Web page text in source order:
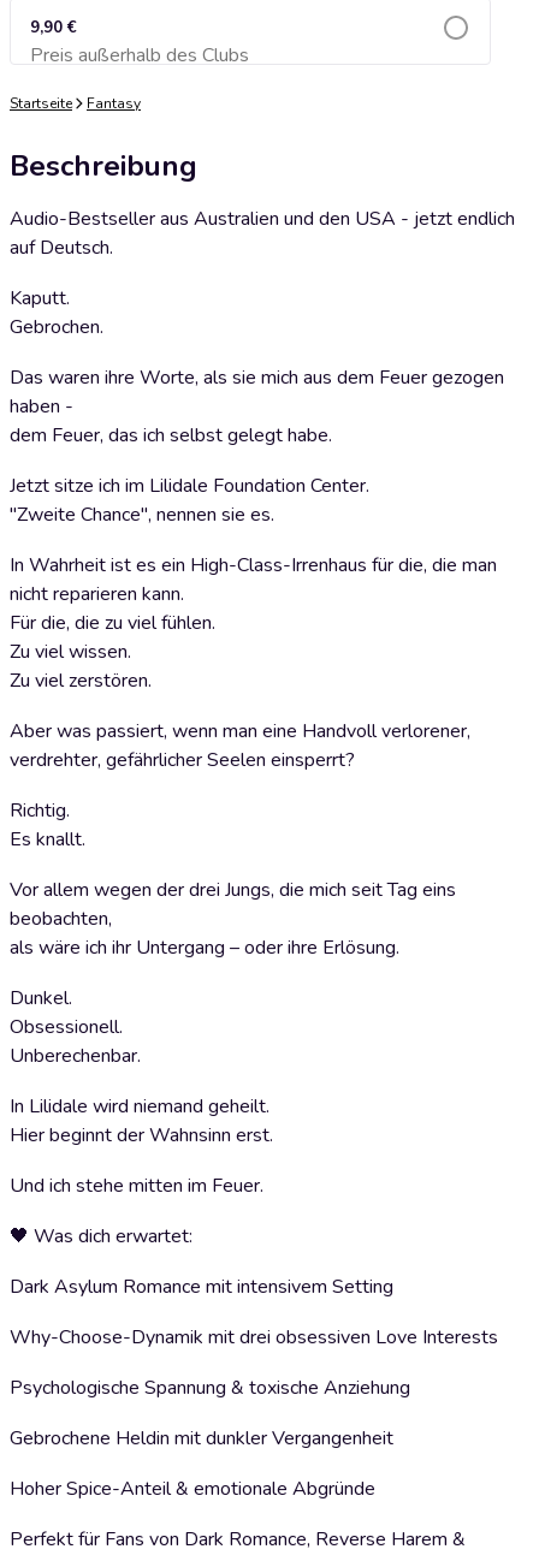
9,90 €
Preis außerhalb des ClubsZum Warenkorb hinzufügen
Startseite Fantasy
Beschreibung
Audio-Bestseller aus Australien und den USA - jetzt endlich
auf Deutsch.
Kaputt.
Gebrochen.
Das waren ihre Worte, als sie mich aus dem Feuer gezogen
haben -
dem Feuer, das ich selbst gelegt habe.
Jetzt sitze ich im Lilidale Foundation Center.
"Zweite Chance", nennen sie es.
In Wahrheit ist es ein High-Class-Irrenhaus für die, die man
nicht reparieren kann.
Für die, die zu viel fühlen.
Zu viel wissen.
Zu viel zerstören.
Aber was passiert, wenn man eine Handvoll verlorener,
verdrehter, gefährlicher Seelen einsperrt?
Richtig.
Es knallt.
Vor allem wegen der drei Jungs, die mich seit Tag eins
beobachten,
als wäre ich ihr Untergang – oder ihre Erlösung.
Dunkel.
Obsessionell.
Unberechenbar.
In Lilidale wird niemand geheilt.
Hier beginnt der Wahnsinn erst.
Und ich stehe mitten im Feuer.
🖤 Was dich erwartet:
Dark Asylum Romance mit intensivem Setting
Why-Choose-Dynamik mit drei obsessiven Love Interests
Psychologische Spannung & toxische Anziehung
Gebrochene Heldin mit dunkler Vergangenheit
Hoher Spice-Anteil & emotionale Abgründe
Perfekt für Fans von Dark Romance, Reverse Harem &